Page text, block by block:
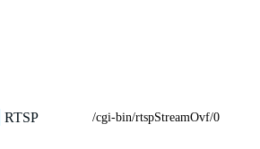
RTSP /cgi-bin/rtspStreamOvf/0